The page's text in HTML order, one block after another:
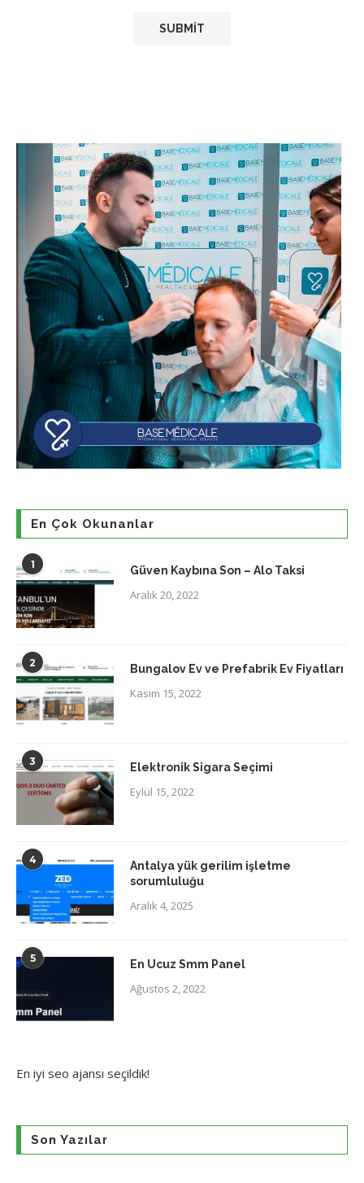
En Çok Okunanlar
1 Güven Kaybına Son – Alo Taksi
Aralık 20, 2022
2 Bungalov Ev ve Prefabrik Ev Fiyatları
Kasım 15, 2022
3 Elektronik Sigara Seçimi
Eylül 15, 2022
4
Antalya yük gerilim işletme
sorumluluğu
Aralık 4, 2025
5 En Ucuz Smm Panel
Ağustos 2, 2022
En iyi seo ajansı seçildik!
Son Yazılar